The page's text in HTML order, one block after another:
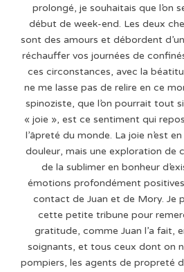
prolongé, je souhaitais que l’on
début de week-end. Les deux
sont des amours et débordent
réchauffer vos journées de
ces circonstances, avec la
ne me lasse pas de relire en ce
spinoziste, que l’on pourrait tout
« joie », est ce sentiment qui
l’âpreté du monde. La joie n’est
douleur, mais une exploration de
de la sublimer en bonheur
émotions profondément positives
contact de Juan et de Mory. Je
cette petite tribune pour
gratitude, comme Juan l’a fait,
soignants, et tous ceux dont on
pompiers, les agents de propreté